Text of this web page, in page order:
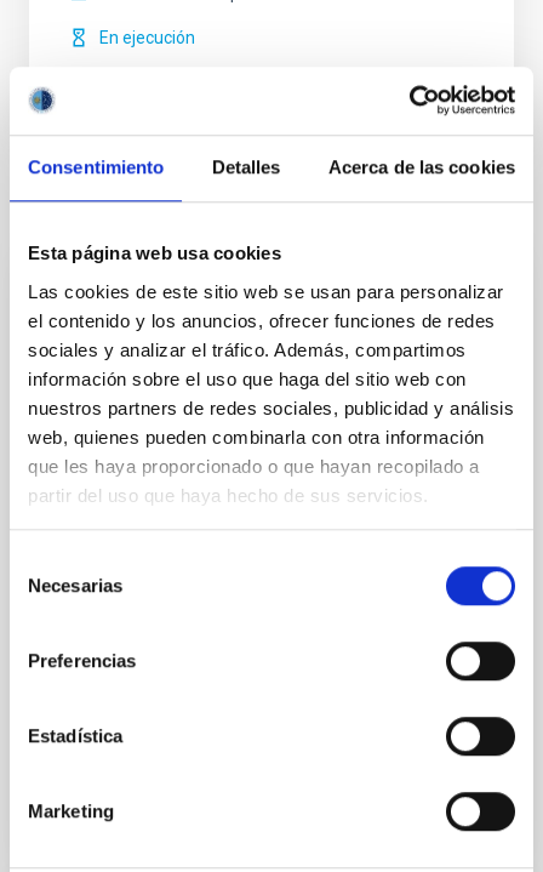
Consentimiento Detalles Acerca de las cookies
Esta página web usa cookies
Las cookies de este sitio web se usan para personalizar
el contenido y los anuncios, ofrecer funciones de redes
sociales y analizar el tráfico. Además, compartimos
información sobre el uso que haga del sitio web con
nuestros partners de redes sociales, publicidad y análisis
web, quienes pueden combinarla con otra información
que les haya proporcionado o que hayan recopilado a
partir del uso que haya hecho de sus servicios.
Necesarias
Preferencias
Estadística
Marketing
En ejecución
Noticias relacionadas
NOTA DE PRENSA
Primeras imágenes del telescopio Euclid:
un viaje al universo oscuro
La misión Euclid de la Agencia Espacial Europea
(ESA) muestra hoy sus primeras imágenes del
cosmos a todo color, las más nítidas logradas hasta
ahora en una región tan grande del cielo y a una
Instituto de Astrofísica de Canarias (IAC) ha liderado
95% de nuestro cosmos parece estar formado por
las misteriosas energía y materia oscuras que
Fecha de publicación